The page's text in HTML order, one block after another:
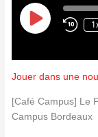
Play
Episode
Jouer dans une
[Café Campus] Le
Campus Bordeaux